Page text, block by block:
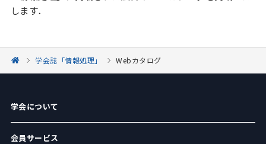
します．
学会誌「情報処理」 Webカタログ
学会について
会員サービス